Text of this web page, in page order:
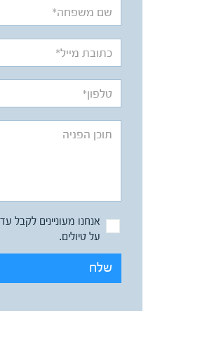
על טיולים.
שלח